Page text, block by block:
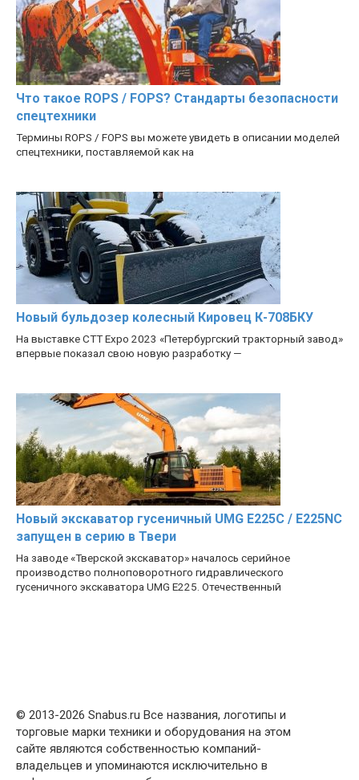
Что такое ROPS / FOPS? Стандарты безопасности
спецтехники
Термины ROPS / FOPS вы можете увидеть в описании моделей
спецтехники, поставляемой как на
Новый бульдозер колесный Кировец К-708БКУ
На выставке CTT Expo 2023 «Петербургский тракторный завод»
впервые показал свою новую разработку —
Новый экскаватор гусеничный UMG E225C / E225NC
запущен в серию в Твери
На заводе «Тверской экскаватор» началось серийное
производство полноповоротного гидравлического
гусеничного экскаватора UMG E225. Отечественный
© 2013-2026 Snabus.ru Все названия, логотипы и
торговые марки техники и оборудования на этом
сайте являются собственностью компаний-
владельцев и упоминаются исключительно в